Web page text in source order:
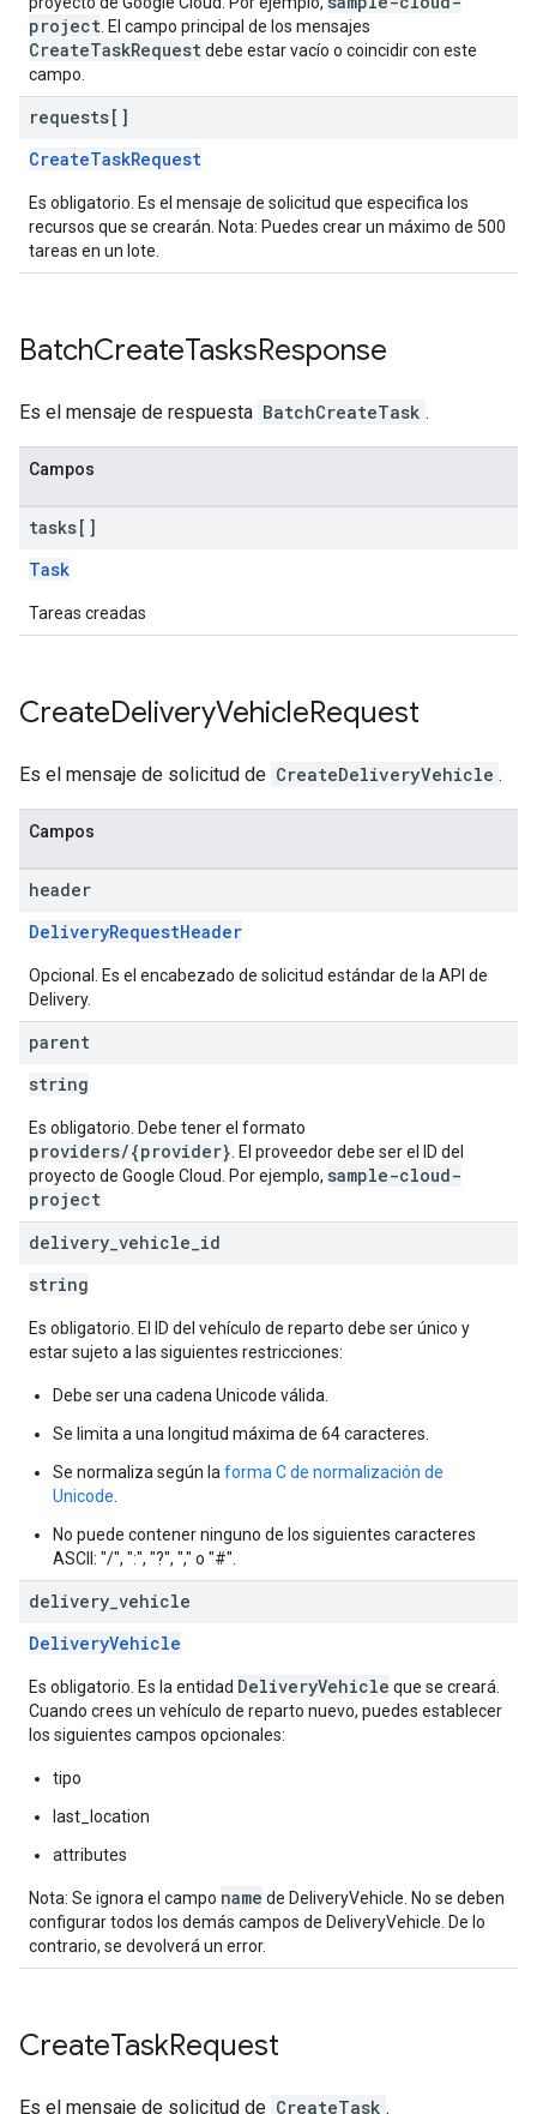
project . El campo principal de los mensajes
CreateTaskRequestdebe estar vacío o coincidir con este
campo.
requests[]
CreateTaskRequest
Es obligatorio. Es el mensaje de solicitud que especifica los
recursos que se crearán. Nota: Puedes crear un máximo de 500
tareas en un lote.
BatchCreateTasksResponse
Es el mensaje de respuesta BatchCreateTask .
Campos
tasks[]
Task
Tareas creadas
CreateDeliveryVehicleRequest
Es el mensaje de solicitud de CreateDeliveryVehicle .
Campos
header
DeliveryRequestHeader
Opcional. Es el encabezado de solicitud estándar de la API de
Delivery.
parent
string
Es obligatorio. Debe tener el formato
providers/{provider} . El proveedor debe ser el ID del
proyecto de Google Cloud. Por ejemplo, sample-cloud-
project
delivery vehicle id
string
Es obligatorio. El ID del vehículo de reparto debe ser único y
estar sujeto a las siguientes restricciones:
Debe ser una cadena Unicode válida.
Se limita a una longitud máxima de 64 caracteres.
Se normaliza según la forma C de normalización de
Unicode
No puede contener ninguno de los siguientes caracteres
ASCII: "/", ":", "?", "," o "#".
delivery vehicle
DeliveryVehicle
Es obligatorio. Es la entidad DeliveryVehicle que se creará.
Cuando crees un vehículo de reparto nuevo, puedes establecer
los siguientes campos opcionales:
tipo
last_location
attributes
Nota: Se ignora el campo name de DeliveryVehicle. No se deben
configurar todos los demás campos de DeliveryVehicle. De lo
contrario, se devolverá un error.
CreateTaskRequest
Es el mensaje de solicitud de CreateTask .